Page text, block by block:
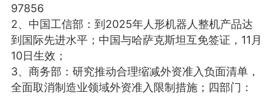
爆汗熊 芯诗妍 TONGYANMEI
卡卡动能素 卡卡美业 美业357
97856
2、中国工信部：到2025年人形机器人整机产品达
到国际先进水平；中国与哈萨克斯坦互免签证，11月
10日生效；
3、商务部：研究推动合理缩减外资准入负面清单，
全面取消制造业领域外资准入限制措施；四部门：